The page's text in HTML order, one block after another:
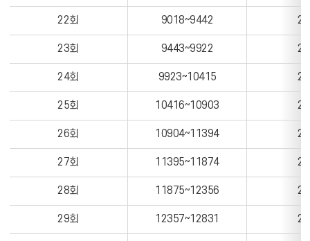
22회 9018~9442
23회 9443~9922
24회 9923~10415
25회 10416~10903
26회 10904~11394
27회 11395~11874
28회 11875~12356
29회 12357~12831